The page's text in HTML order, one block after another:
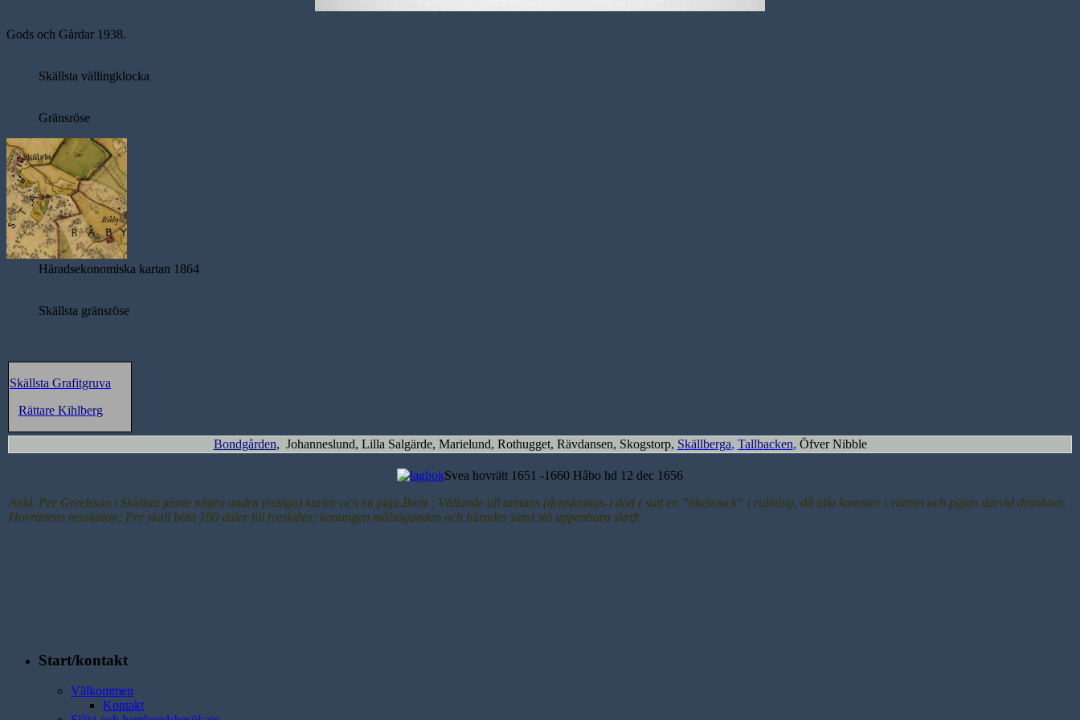
Gods och Gårdar 1938.
Skällsta vällingklocka
Gränsröse
Häradsekonomiska kartan 1864
Skällsta gränsröse
Skällsta Grafitgruva
Rättare Kihlberg
Bondgården, Johanneslund, Lilla Salgärde, Marielund, Rothugget, Rävdansen, Skogstorp, Skällberga, Tallbacken, Öfver Nibble
Svea hovrätt 1651 -1660 Håbo hd 12 dec 1656
Ankl. Per Greelsson i Skällsta jämte några andra (rusiga) karlar och en piga.Brott ; Vållande till annans (drunknings-) död ( satt en ”ökesstock” i rullning, då alla kommer i vattnet och pigan därvid drunknar.
Hovrättens resolution; Per skall böta 100 daler till tveskiftes; konungen målsäganden och härades samt stå uppenbara skrift
Start/kontakt
Välkommen
Kontakt